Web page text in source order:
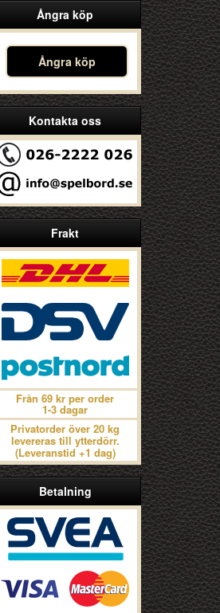
Ångra köp
Ångra köp
Kontakta oss
Frakt
Från 69 kr per order
1-3 dagar
Privatorder över 20 kg
levereras till ytterdörr.
(Leveranstid +1 dag)
Betalning